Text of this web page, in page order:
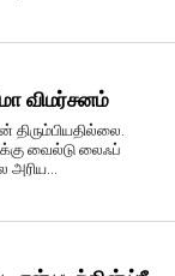
விமர்சனம்
திரும்பியதில்லை.
வைல்டு லைஃப்